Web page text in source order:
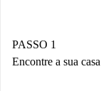
PASSO 1
Encontre a sua casa